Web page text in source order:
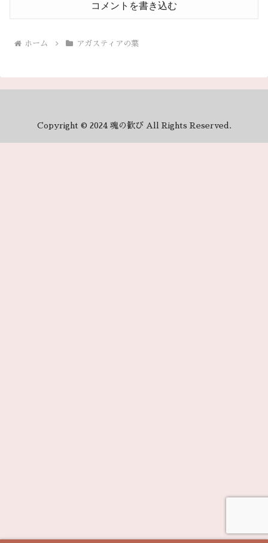
コメントを書き込む
ホーム アガスティアの葉
Copyright © 2024 魂の歓び All Rights Reserved.